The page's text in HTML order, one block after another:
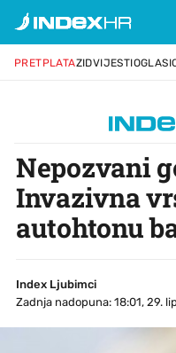
PRETPLATAZIDVIJESTIOGLASI
Nepozvani
Invazivna
autohtonu
Index Ljubimci
Zadnja nadopuna: 18:01, 29.